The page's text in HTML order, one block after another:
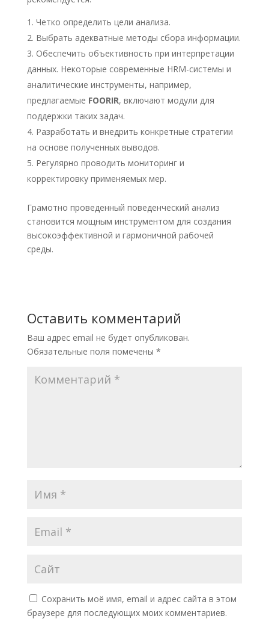
Четко определить цели анализа.
Выбрать адекватные методы сбора информации.
Обеспечить объективность при интерпретации
данных. Некоторые современные HRM-системы и
аналитические инструменты, например,
предлагаемые FOORIR, включают модули для
поддержки таких задач.
Разработать и внедрить конкретные стратегии
на основе полученных выводов.
Регулярно проводить мониторинг и
корректировку применяемых мер.
Грамотно проведенный поведенческий анализ
становится мощным инструментом для создания
высокоэффективной и гармоничной рабочей
среды.
Оставить комментарий
Ваш адрес email не будет опубликован.
Обязательные поля помечены *
Сохранить моё имя, email и адрес сайта в этом
браузере для последующих моих комментариев.